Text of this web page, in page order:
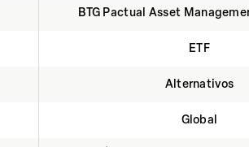
BTG Pactual Asset
ETF
Alternativos
Global